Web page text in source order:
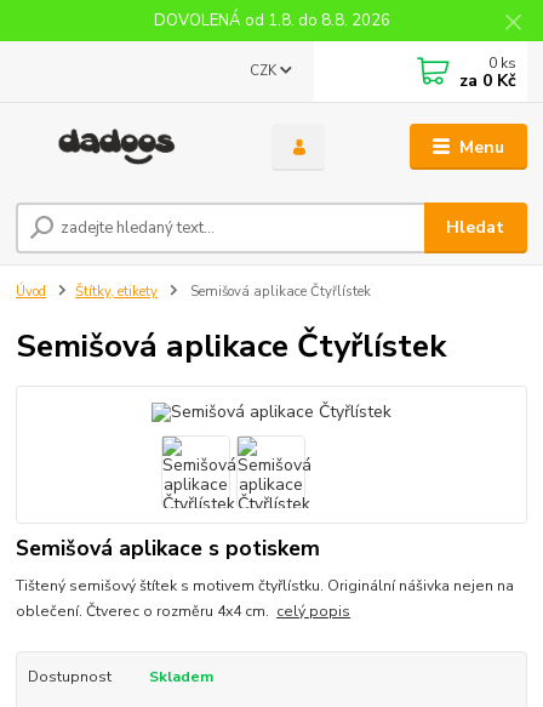
DOVOLENÁ od 1.8. do 8.8. 2026
Menu
CZK
Hledat
0 ks
za 0 Kč
Úvod Štítky, etikety Semišová aplikace Čtyřlístek
Semišová aplikace Čtyřlístek
Semišová aplikace s potiskem
Tištený semišový štítek s motivem čtyřlístku. Originální nášivka nejen na
oblečení. Čtverec o rozměru 4x4 cm. celý popis
Dostupnost Skladem